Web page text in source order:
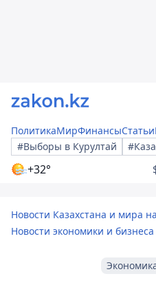
ПолитикаМирФинансыСтатьи
#Выборы в Курултай
+32°
Новости Казахстана и мира
Новости экономики и бизнеса